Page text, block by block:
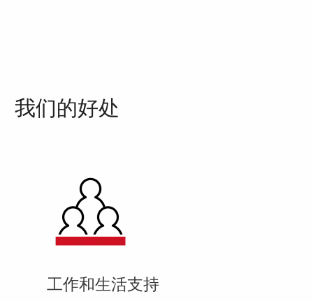
我们的好处
工作和生活支持